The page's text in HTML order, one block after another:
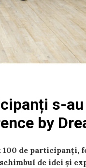
s-
by
100 de participanți,
de idei și